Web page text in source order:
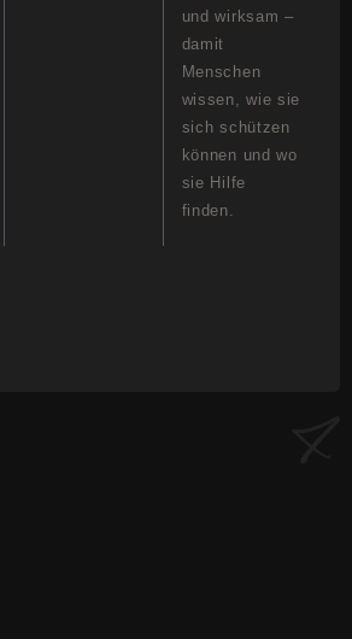
und wirksam –
damit
Menschen
wissen, wie sie
sich schützen
können und wo
sie Hilfe
finden.